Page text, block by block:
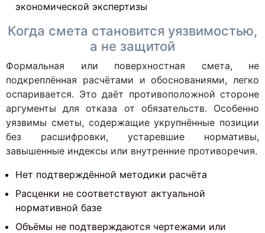
экономической экспертизы
Когда смета становится уязвимостью,
а не защитой
Формальная или поверхностная смета, не
подкреплённая расчётами и обоснованиями, легко
оспаривается. Это даёт противоположной стороне
аргументы для отказа от обязательств. Особенно
уязвимы сметы, содержащие укрупнённые позиции
без расшифровки, устаревшие нормативы,
завышенные индексы или внутренние противоречия.
Нет подтверждённой методики расчёта
Расценки не соответствуют актуальной
нормативной базе
Объёмы не подтверждаются чертежами или